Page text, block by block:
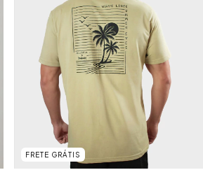
FRETE GRÁTIS